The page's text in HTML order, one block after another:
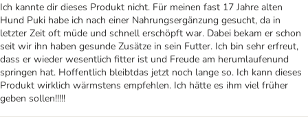
Ich kannte dir dieses Produkt nicht. Für meinen fast 17 Jahre alten
Hund Puki habe ich nach einer Nahrungsergänzung gesucht, da in
letzter Zeit oft müde und schnell erschöpft war. Dabei bekam er schon
seit wir ihn haben gesunde Zusätze in sein Futter. Ich bin sehr erfreut,
dass er wieder wesentlich fitter ist und Freude am herumlaufenund
springen hat. Hoffentlich bleibtdas jetzt noch lange so. Ich kann dieses
Produkt wirklich wärmstens empfehlen. Ich hätte es ihm viel früher
geben sollen!!!!!